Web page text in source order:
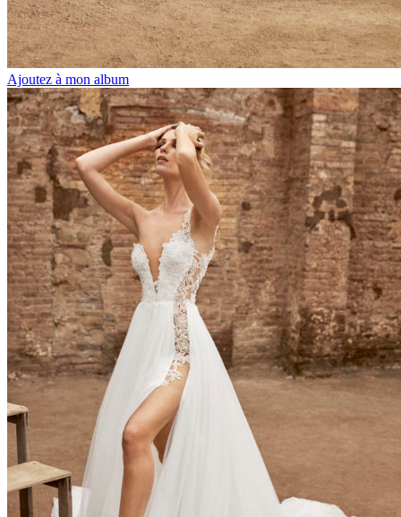
Ajoutez à mon album